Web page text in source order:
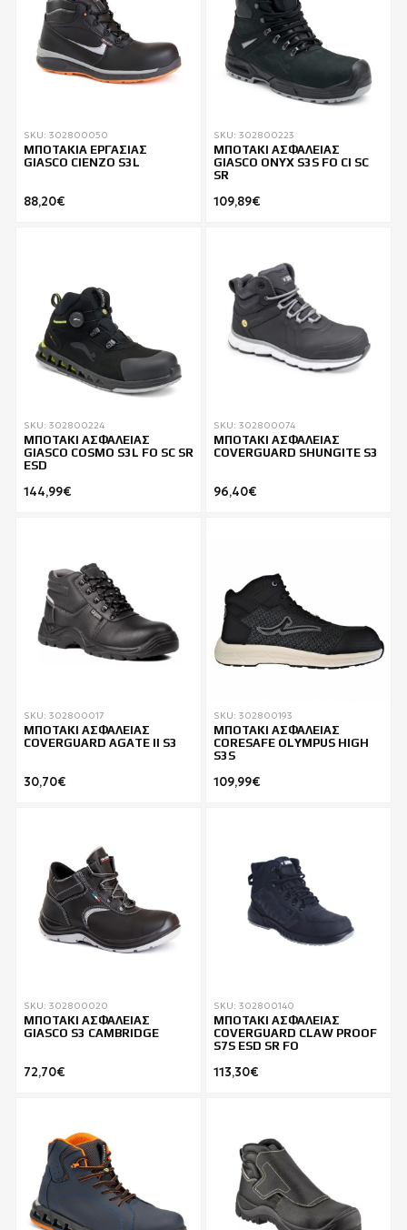
SKU: 302800050
ΜΠΟΤΑΚΙΑ ΕΡΓΑΣΙΑΣ
GIASCO CIENZO S3L
88,20€
SKU: 302800223
ΜΠΟΤΑΚΙ ΑΣΦΑΛΕΙΑΣ
GIASCO ONYX S3S FO CI SC
SR
109,89€
SKU: 302800224
ΜΠΟΤΑΚΙ ΑΣΦΑΛΕΙΑΣ
GIASCO COSMO S3L FO SC SR
ESD
144,99€
SKU: 302800074
ΜΠΟΤΑΚΙ ΑΣΦΑΛΕΙΑΣ
COVERGUARD SHUNGITE S3
96,40€
SKU: 302800017
ΜΠΟΤΑΚΙ ΑΣΦΑΛΕΙΑΣ
COVERGUARD AGATE II S3
30,70€
SKU: 302800193
ΜΠΟΤΑΚΙ ΑΣΦΑΛΕΙΑΣ
CORESAFE OLYMPUS HIGH
S3S
109,99€
SKU: 302800020
ΜΠΟΤΑΚΙ ΑΣΦΑΛΕΙΑΣ
GIASCO S3 CAMBRIDGE
72,70€
SKU: 302800140
ΜΠΟΤΑΚΙ ΑΣΦΑΛΕΙΑΣ
COVERGUARD CLAW PROOF
S7S ESD SR FO
113,30€